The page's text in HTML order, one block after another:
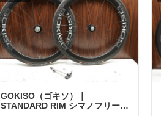
GOKISO（ゴキソ）｜
STANDARD RIM シマノフリー